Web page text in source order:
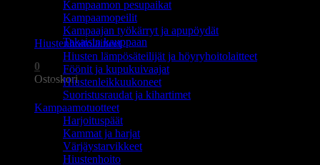
Ostoskori on tyhjä.
Takaisin kauppaan
0
Ostoskori
Kampaamon pesupaikat
Kampaamopeilit
Kampaajan työkärryt ja apupöydät
Hiustenhoitolaitteet
Hiusten lämpösäteilijät ja höyryhoitolaitteet
Föönit ja kupukuivaajat
Hiustenleikkuukoneet
Suoristusraudat ja kihartimet
Kampaamotuotteet
Harjoituspäät
Kammat ja harjat
Värjäystarvikkeet
Hiustenhoito